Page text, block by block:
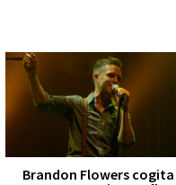
Brandon Flowers cogita